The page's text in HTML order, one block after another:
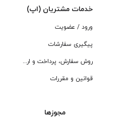
خدمات مشتریان (اپ)
ورود / عضویت
پیگیری سفارشات
روش سفارش، پرداخت و ارسال
قوانین و مقررات
مجوزها